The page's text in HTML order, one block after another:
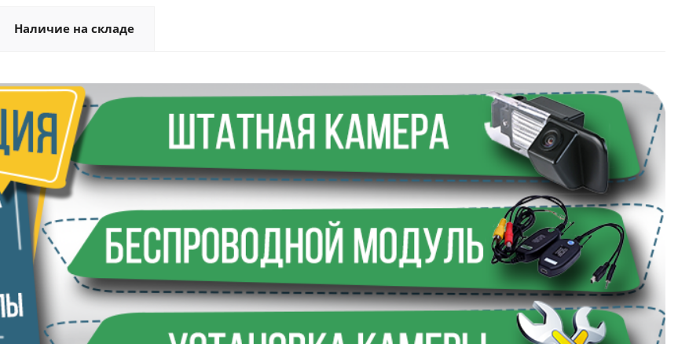
Наличие на складе